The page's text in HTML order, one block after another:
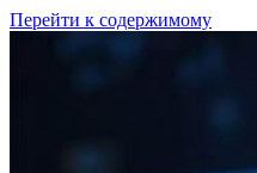
Перейти к содержимому